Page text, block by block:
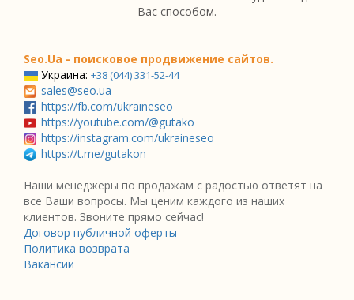
Вас способом.
Seo.Ua - поисковое продвижение сайтов.
Украина: +38 (044) 331-52-44
sales@seo.ua
https://fb.com/ukraineseo
https://youtube.com/@gutako
https://instagram.com/ukraineseo
https://t.me/gutakon
Наши менеджеры по продажам с радостью ответят на
все Ваши вопросы. Мы ценим каждого из наших
клиентов. Звоните прямо сейчас!
Договор публичной оферты
Политика возврата
Вакансии